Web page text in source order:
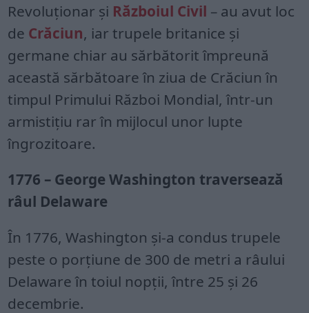
Revoluționar și Războiul Civil – au avut loc
de Crăciun, iar trupele britanice și
germane chiar au sărbătorit împreună
această sărbătoare în ziua de Crăciun în
timpul Primului Război Mondial, într-un
armistițiu rar în mijlocul unor lupte
îngrozitoare.
1776 – George Washington traversează
râul Delaware
În 1776, Washington și-a condus trupele
peste o porțiune de 300 de metri a râului
Delaware în toiul nopții, între 25 și 26
decembrie.